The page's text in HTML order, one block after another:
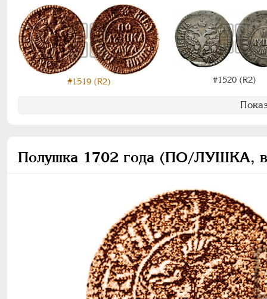
#1519 (R2) #1520 (R2)
Полушка 1702 года (ПО/ЛУШКА,